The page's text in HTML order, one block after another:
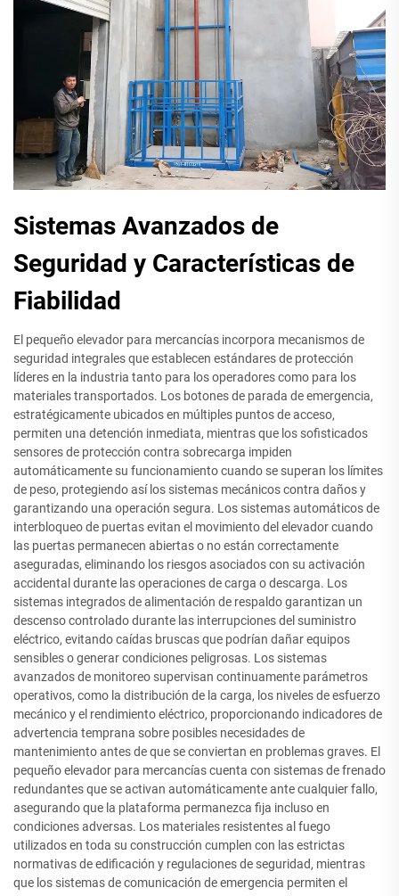
Sistemas Avanzados de
Seguridad y Características de
Fiabilidad
El pequeño elevador para mercancías incorpora mecanismos de
seguridad integrales que establecen estándares de protección
líderes en la industria tanto para los operadores como para los
materiales transportados. Los botones de parada de emergencia,
estratégicamente ubicados en múltiples puntos de acceso,
permiten una detención inmediata, mientras que los sofisticados
sensores de protección contra sobrecarga impiden
automáticamente su funcionamiento cuando se superan los límites
de peso, protegiendo así los sistemas mecánicos contra daños y
garantizando una operación segura. Los sistemas automáticos de
interbloqueo de puertas evitan el movimiento del elevador cuando
las puertas permanecen abiertas o no están correctamente
aseguradas, eliminando los riesgos asociados con su activación
accidental durante las operaciones de carga o descarga. Los
sistemas integrados de alimentación de respaldo garantizan un
descenso controlado durante las interrupciones del suministro
eléctrico, evitando caídas bruscas que podrían dañar equipos
sensibles o generar condiciones peligrosas. Los sistemas
avanzados de monitoreo supervisan continuamente parámetros
operativos, como la distribución de la carga, los niveles de esfuerzo
mecánico y el rendimiento eléctrico, proporcionando indicadores de
advertencia temprana sobre posibles necesidades de
mantenimiento antes de que se conviertan en problemas graves. El
pequeño elevador para mercancías cuenta con sistemas de frenado
redundantes que se activan automáticamente ante cualquier fallo,
asegurando que la plataforma permanezca fija incluso en
condiciones adversas. Los materiales resistentes al fuego
utilizados en toda su construcción cumplen con las estrictas
normativas de edificación y regulaciones de seguridad, mientras
que los sistemas de comunicación de emergencia permiten el